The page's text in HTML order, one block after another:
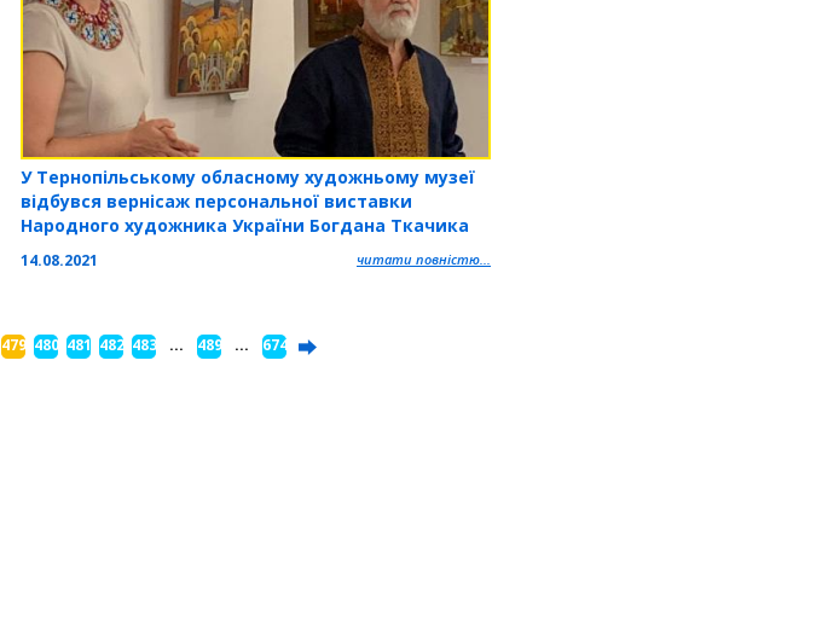
У Тернопільському обласному художньому музеї
відбувся вернісаж персональної виставки
Народного художника України Богдана Ткачика
14.08.2021 читати повністю...
479 480 481 482 483 ... 489 ... 674